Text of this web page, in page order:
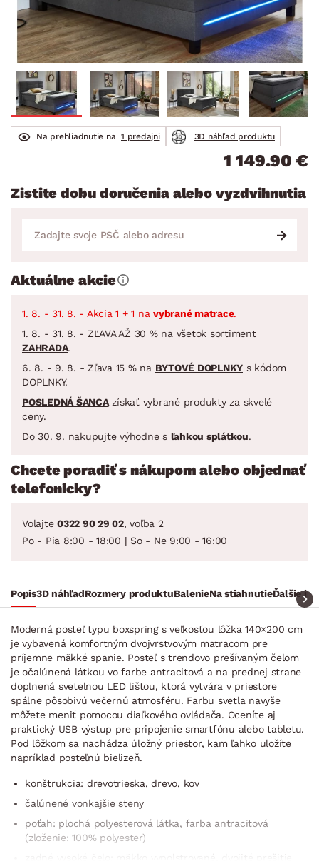
Na prehliadnutie na 1 predajni 3D náhľad produktu
1 149.90 €
Zistite dobu doručenia alebo vyzdvihnutia
Aktuálne akcie
1. 8. - 31. 8. - Akcia 1 + 1 na vybrané matrace.
1. 8. - 31. 8. - ZĽAVA AŽ 30 % na všetok sortiment
ZAHRADA.
6. 8. - 9. 8. - Zľava 15 % na BYTOVÉ DOPLNKY s kódom
DOPLNKY.
POSLEDNÁ ŠANCAzískať vybrané produkty za skvelé
ceny.
Do 30. 9. nakupujte výhodne s ľahkou splátkou.
Chcete poradiť s nákupom alebo objednať
telefonicky?
Volajte 0322 90 29 02, voľba 2
Po - Pia 8:00 - 18:00 | So - Ne 9:00 - 16:00
Popis3D náhľadRozmery produktuBalenieNa stiahnutieĎalšie
Moderná posteľ typu boxspring s veľkosťou lôžka 140×200 cm
je vybavená komfortným dvojvrstvovým matracom pre
príjemne mäkké spanie. Posteľ s trendovo prešívaným čelom
je očalúnená látkou vo farbe antracitová a na prednej strane
doplnená svetelnou LED lištou, ktorá vytvára v priestore
spálne pôsobivú večernú atmosféru. Farbu svetla navyše
môžete meniť pomocou diaľkového ovládača. Oceníte aj
praktický USB výstup pre pripojenie smartfónu alebo tabletu.
Pod lôžkom sa nachádza úložný priestor, kam ľahko uložíte
napríklad posteľnú bielizeň.
konštrukcia: drevotrieska, drevo, kov
čalúnené vonkajšie steny
poťah: plochá polyesterová látka, farba antracitová
(zloženie: 100% polyester)